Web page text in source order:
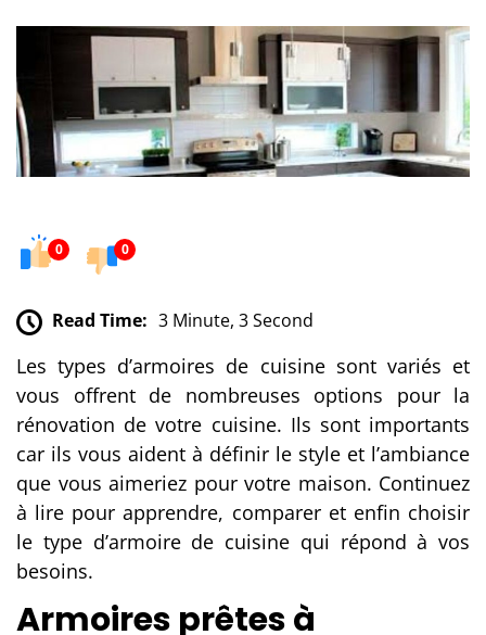
0 0
Read Time: 3 Minute, 3 Second
Les types d’armoires de cuisine sont variés et
vous offrent de nombreuses options pour la
rénovation de votre cuisine. Ils sont importants
car ils vous aident à définir le style et l’ambiance
que vous aimeriez pour votre maison. Continuez
à lire pour apprendre, comparer et enfin choisir
le type d’armoire de cuisine qui répond à vos
besoins.
Armoires prêtes à